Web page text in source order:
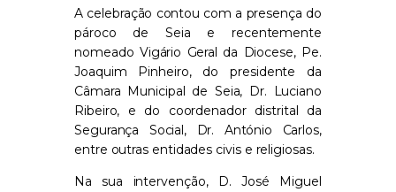
A celebração contou com a presença do
pároco de Seia e recentemente
nomeado Vigário Geral da Diocese, Pe.
Joaquim Pinheiro, do presidente da
Câmara Municipal de Seia, Dr. Luciano
Ribeiro, e do coordenador distrital da
Segurança Social, Dr. António Carlos,
entre outras entidades civis e religiosas.
Na sua intervenção, D. José Miguel